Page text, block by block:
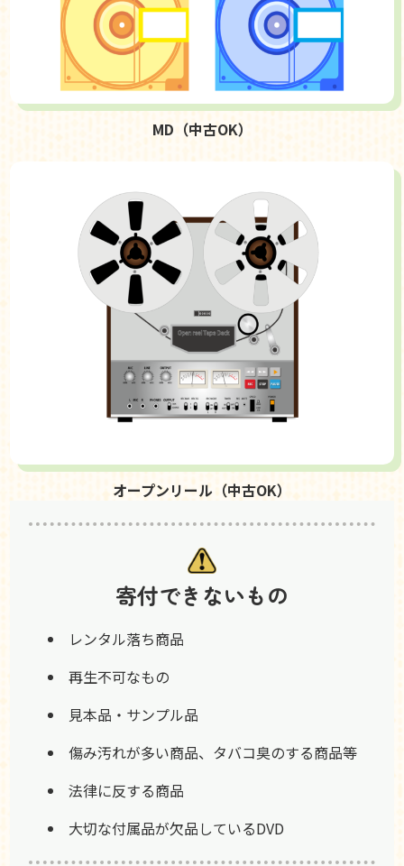
MD（中古OK）
オープンリール（中古OK）
寄付できないもの
レンタル落ち商品
再生不可なもの
見本品・サンプル品
傷み汚れが多い商品、タバコ臭のする商品等
法律に反する商品
大切な付属品が欠品しているDVD